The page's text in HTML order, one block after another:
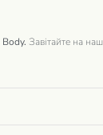
Body. Завітайте на наш